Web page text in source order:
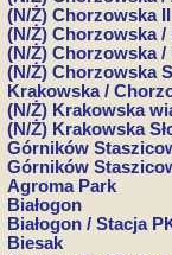
(N/Ż) Chorzowska II
(N/Ż) Chorzowska /
(N/Ż) Chorzowska /
(N/Ż) Chorzowska
Krakowska /
(N/Ż) Krakowska
(N/Ż) Krakowska
Górników
Górników
Agroma Park
Białogon
Białogon / Stacja
Biesak